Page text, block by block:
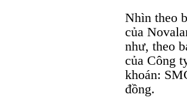
Nhìn theo
của
như, theo
của Công
khoán:
đồng.